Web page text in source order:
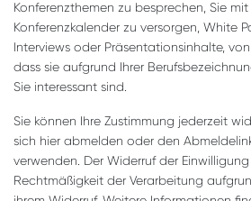
Konferenzthemen zu besprechen, Sie mit
Konferenzkalender zu versorgen, White
Interviews oder Präsentationsinhalte,
dass sie aufgrund Ihrer
Sie interessant sind.
Sie können Ihre Zustimmung jederzeit
sich hier abmelden oder den
verwenden. Der Widerruf der
Rechtmäßigkeit der Verarbeitung